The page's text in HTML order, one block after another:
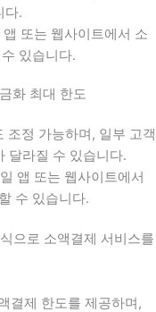
다.
또는 웹사이트에서 소
있습니다.
화 최대 한도
조정 가능하며, 일부 고객
달라질 수 있습니다.
앱 또는 웹사이트에서
수 있습니다.
으로 소액결제 서비스를
결제 한도를 제공하며,